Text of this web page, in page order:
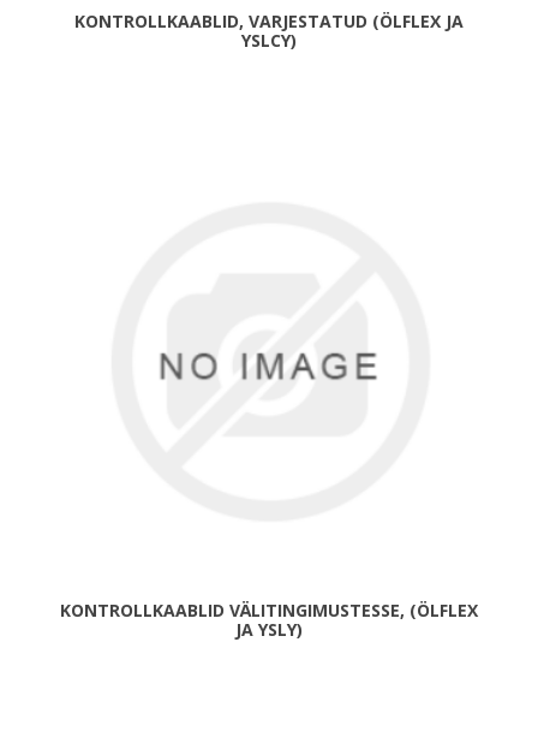
KONTROLLKAABLID, VARJESTATUD (ÖLFLEX JA
YSLCY)
KONTROLLKAABLID VÄLITINGIMUSTESSE, (ÖLFLEX
JA YSLY)